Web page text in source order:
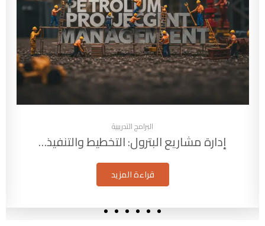
البرامج التدريبية
إدارة مشاريع البترول: التخطيط والتنفيذ…
قراءة المزيد